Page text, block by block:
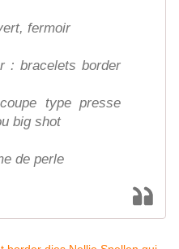
fermoir
: bracelets border
type presse
big shot
de perle